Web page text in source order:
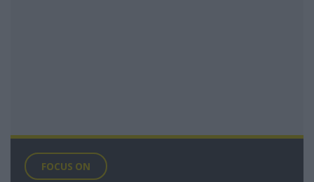
FOCUS ON